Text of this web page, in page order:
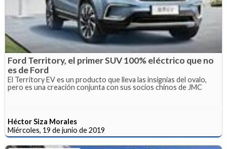
Ford Territory, el primer SUV 100% eléctrico que no
es de Ford
El Territory EV es un producto que lleva las insignias del ovalo,
pero es una creación conjunta con sus socios chinos de JMC
Héctor Siza Morales
Miércoles, 19 de junio de 2019